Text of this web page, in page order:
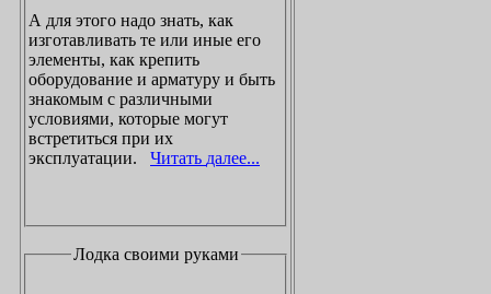
А для этого надо знать, как
изготавливать те или иные его
элементы, как крепить
оборудование и арматуру и быть
знакомым с различными
условиями, которые могут
встретиться при их
эксплуатации.
Читать далее...
Лодка своими руками